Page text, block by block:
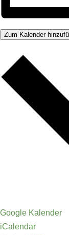
Zum Kalender
Google Kalender
iCalendar